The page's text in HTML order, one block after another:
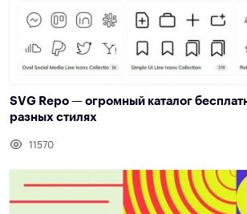
SVG Repo — огромный каталог
разных стилях
11570